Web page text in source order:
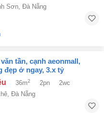
Sơn, Đà Nẵng
đẹp ở ngay, 3.x tỷ
36m2 2pn
2wc
Đà Nẵng